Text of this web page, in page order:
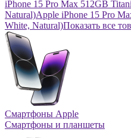
iPhone 15 Pro Max 512GB
Natural)Apple iPhone 15 Pro
White, Natural)Показать все
Смартфоны Apple
Смартфоны и планшеты